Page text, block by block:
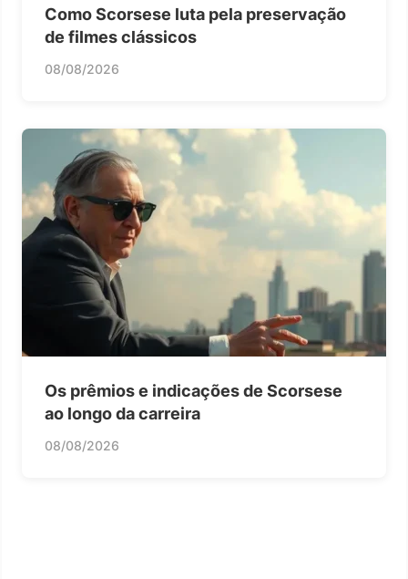
Como Scorsese luta pela preservação
de filmes clássicos
08/08/2026
Os prêmios e indicações de Scorsese
ao longo da carreira
08/08/2026